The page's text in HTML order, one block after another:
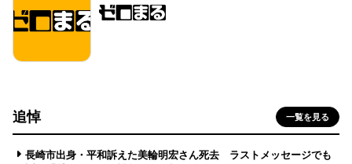
追悼 一覧を見る
長崎市出身・平和訴えた美輪明宏さん死去 ラストメッセージでも